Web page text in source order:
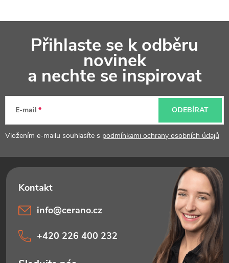
a
Přihlaste se k odběru
novinek
a nechte se inspirovat
E-mail
Vložením e-mailu souhlasíte s podmínkami ochrany osobních údajů
ODEBÍRAT
info@cerano.cz
+420 226 400 232